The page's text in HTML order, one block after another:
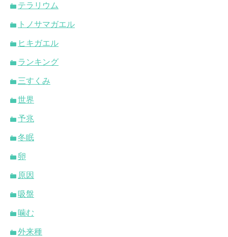
テラリウム
トノサマガエル
ヒキガエル
ランキング
三すくみ
世界
予兆
冬眠
卵
原因
吸盤
噛む
外来種